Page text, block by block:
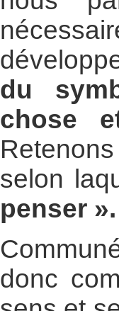
du
chose
selon
penser ».
donc